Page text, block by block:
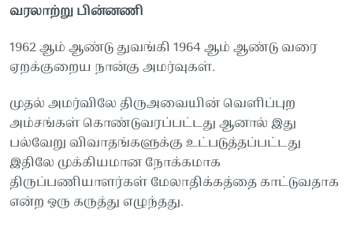
வரலாற்று பின்னணி
1962ஆம்ஆண்டு துவங்கி 1964ஆம்ஆண்டுவரை
ஏறக்குறைய நான்குஅமர்வுகள்.
முதல்அமர்விலேதிருஅவையின் வெளிப்புற
அம்சங்கள் கொண்டுவரப்பட்டதுஆனால்இது
பல்வேறுவிவாதங்களுக்குஉட்படுத்தப்பட்டது
இதிலேமுக்கியமான நோக்கமாக
திருப்பணியாளர்கள் மேலாதிக்கத்தைகாட்டுவதாக
என்றஒருகருத்துஎழுந்தது.